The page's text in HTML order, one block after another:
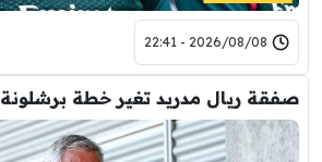
2026/08/08 - 22:41
صفقة ريال مدريد تغير خطة برشلونة